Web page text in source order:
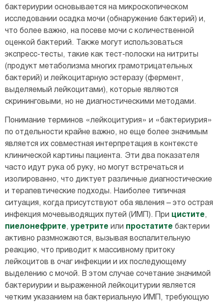
бактериурии основывается на микроскопическом
исследовании осадка мочи (обнаружение бактерий) и,
что более важно, на посеве мочи с количественной
оценкой бактерий. Также могут использоваться
экспресс-тесты, такие как тест-полоски на нитриты
(продукт метаболизма многих грамотрицательных
бактерий) и лейкоцитарную эстеразу (фермент,
выделяемый лейкоцитами), которые являются
скрининговыми, но не диагностическими методами.
Понимание терминов «лейкоцитурия» и «бактериурия»
по отдельности крайне важно, но еще более значимым
является их совместная интерпретация в контексте
клинической картины пациента. Эти два показателя
часто идут рука об руку, но могут встречаться и
изолированно, что диктует различные диагностические
и терапевтические подходы. Наиболее типичная
ситуация, когда присутствуют оба явления – это острая
инфекция мочевыводящих путей (ИМП). При цистите,
пиелонефрите,уретрите или простатите бактерии
активно размножаются, вызывая воспалительную
реакцию, что приводит к массивному притоку
лейкоцитов в очаг инфекции и их последующему
выделению с мочой. В этом случае сочетание значимой
бактериурии и выраженной лейкоцитурии является
четким указанием на бактериальную ИМП, требующую